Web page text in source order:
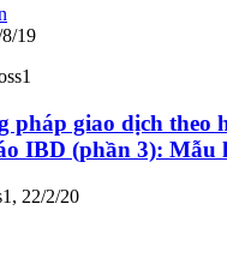
19
pháp giao dịch theo
IBD (phần 3): Mẫu
, 22/2/20